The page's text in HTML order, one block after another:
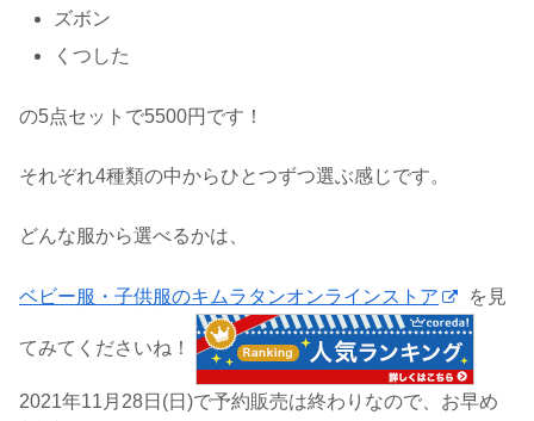
ズボン
くつした
の5点セットで5500円です！
それぞれ4種類の中からひとつずつ選ぶ感じです。
どんな服から選べるかは、
ベビー服・子供服のキムラタンオンラインストア を見
てみてくださいね！
2021年11月28日(日)で予約販売は終わりなので、お早め